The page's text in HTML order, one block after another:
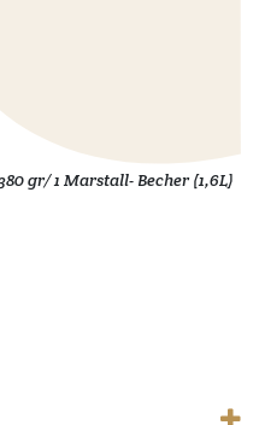
gr/ 1 Marstall- Becher (1,6L)